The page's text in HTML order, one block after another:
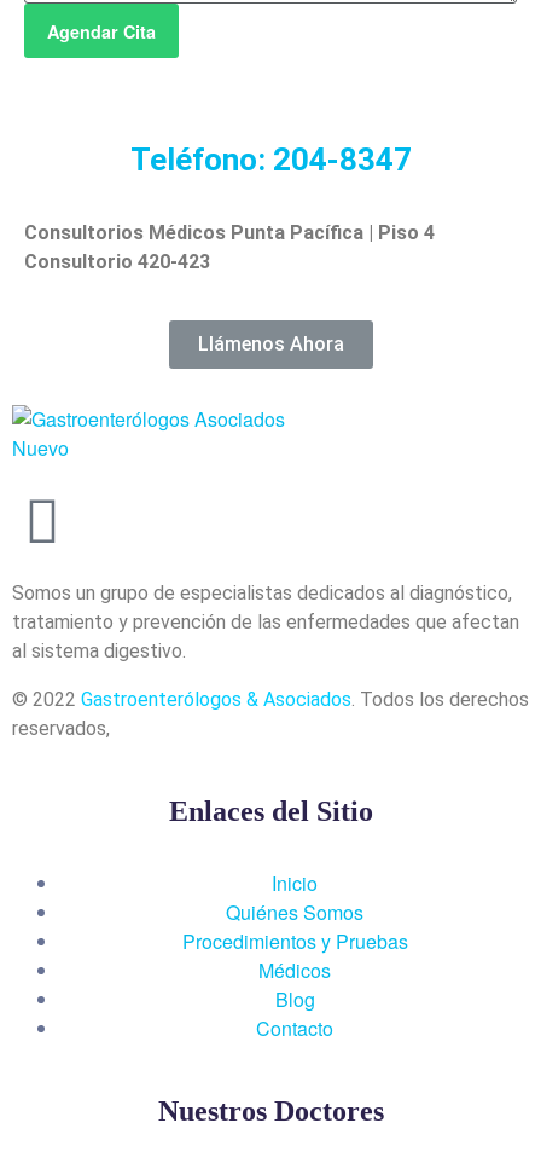
Agendar Cita
Teléfono: 204-8347
Consultorios Médicos Punta Pacífica | Piso 4
Consultorio 420-423
Llámenos Ahora
Somos un grupo de especialistas dedicados al diagnóstico,
tratamiento y prevención de las enfermedades que afectan
al sistema digestivo.
© 2022 Gastroenterólogos & Asociados. Todos los derechos
reservados,
Enlaces del Sitio
Inicio
Quiénes Somos
Procedimientos y Pruebas
Médicos
Blog
Contacto
Nuestros Doctores